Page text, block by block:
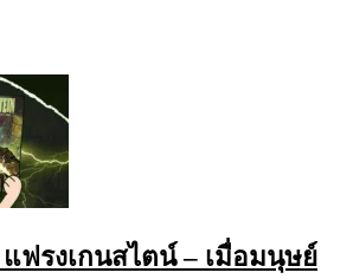
ฟรงเกนสไตน์ – เมื่อมนุษย์